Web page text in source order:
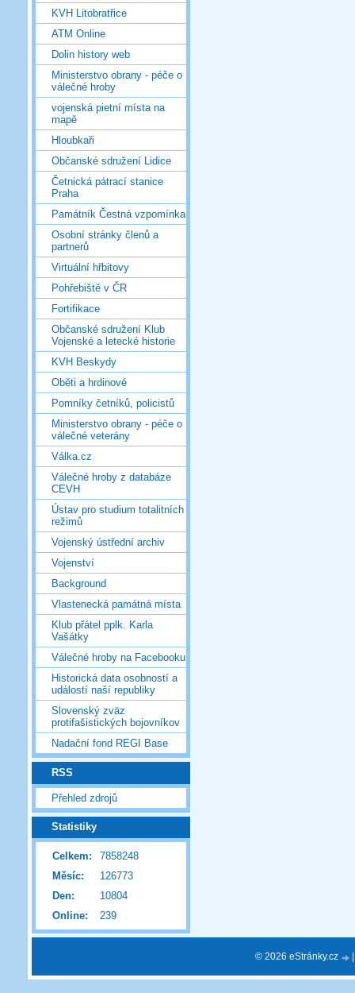
KVH Litobratřice
ATM Online
Dolin history web
Ministerstvo obrany - péče o
válečné hroby
vojenská pietní místa na
mapě
Hloubkaři
Občanské sdružení Lidice
Četnická pátrací stanice
Praha
Památník Čestná vzpomínka
Osobní stránky členů a
partnerů
Virtuální hřbitovy
Pohřebiště v ČR
Fortifikace
Občanské sdružení Klub
Vojenské a letecké historie
KVH Beskydy
Oběti a hrdinové
Pomníky četníků, policistů
Ministerstvo obrany - péče o
válečné veterány
Válka.cz
Válečné hroby z databáze
CEVH
Ústav pro studium totalitních
režimů
Vojenský ústřední archiv
Vojenství
Background
Vlastenecká památná místa
Klub přátel pplk. Karla
Vašátky
Válečné hroby na Facebooku
Historická data osobností a
událostí naší republiky
Slovenský zväz
protifašistických bojovníkov
Nadační fond REGI Base
RSS
Přehled zdrojů
Statistiky
Online: 239
Celkem:
7858248
Měsíc:
126773
Den:
10804
© 2026 eStránky.cz